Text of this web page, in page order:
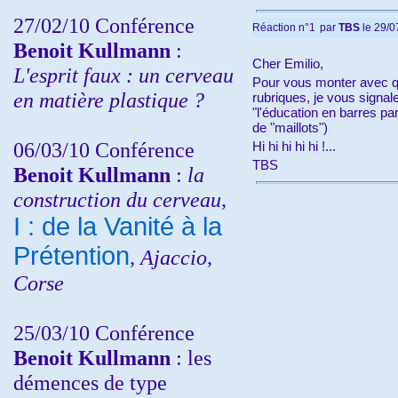
27/02/10 Conférence
Benoit Kullmann :
L'esprit faux : un cerveau
en matière plastique ?
06/03/10 Conférence
Benoit Kullmann : la
construction du cerveau,
I : de la Vanité à la
Prétention, Ajaccio,
Corse
25/03/10 Conférence
Benoit Kullmann : les
démences de type
Réaction n°1 par TBS le 29/
Cher Emilio,
Pour vous monter avec
rubriques, je vous
"l'éducation en barres
de "maillots")
Hi hi hi hi hi !...
TBS